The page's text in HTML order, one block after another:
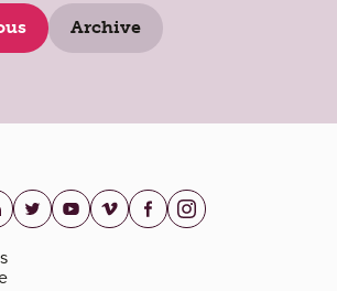
Archive
twitter.com
youtube.com
vimeo.com
facebook.com
instagram.com
pied de page